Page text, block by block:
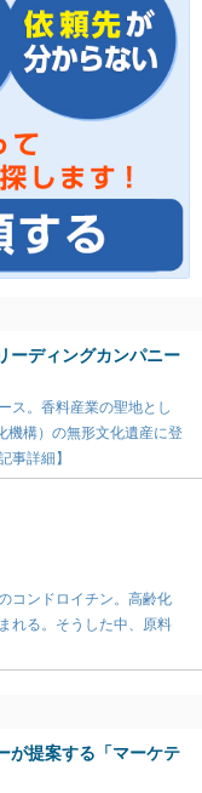
ーディングカンパニー
ス。香料産業の聖地とし
機構）の無形文化遺産に登
事詳細】
コンドロイチン。高齢化
れる。そうした中、原料
が提案する「マーケテ